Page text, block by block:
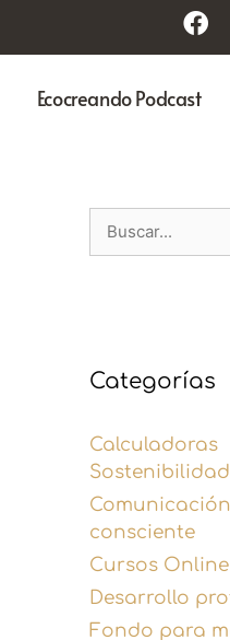
Ecocreando Podcast
Categorías
Calculadoras
Sostenibilidad
Comunicación
consciente
Cursos Online
Desarrollo
Fondo para